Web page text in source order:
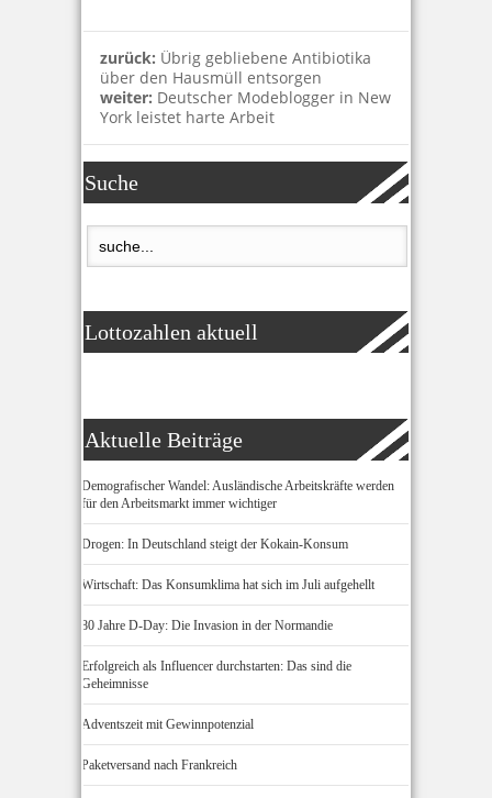
zurück: Übrig gebliebene Antibiotika
über den Hausmüll entsorgen
weiter: Deutscher Modeblogger in New
York leistet harte Arbeit
Suche
Lottozahlen aktuell
Aktuelle Beiträge
Demografischer Wandel: Ausländische Arbeitskräfte werden
für den Arbeitsmarkt immer wichtiger
Drogen: In Deutschland steigt der Kokain-Konsum
Wirtschaft: Das Konsumklima hat sich im Juli aufgehellt
80 Jahre D-Day: Die Invasion in der Normandie
Erfolgreich als Influencer durchstarten: Das sind die
Geheimnisse
Adventszeit mit Gewinnpotenzial
Paketversand nach Frankreich